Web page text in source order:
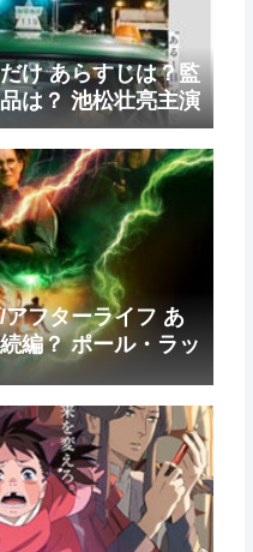
け あらすじは？監
は？ 池松壮亮主演
フターライフ あ
編？ ポール・ラッ